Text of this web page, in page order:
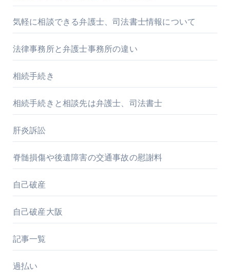
気軽に相談できる弁護士、司法書士情報について
法律事務所と弁護士事務所の違い
相続手続き
相続手続きと相談先は弁護士、司法書士
肝炎訴訟
脊髄損傷や後遺障害の交通事故の慰謝料
自己破産
自己破産大阪
記事一覧
過払い